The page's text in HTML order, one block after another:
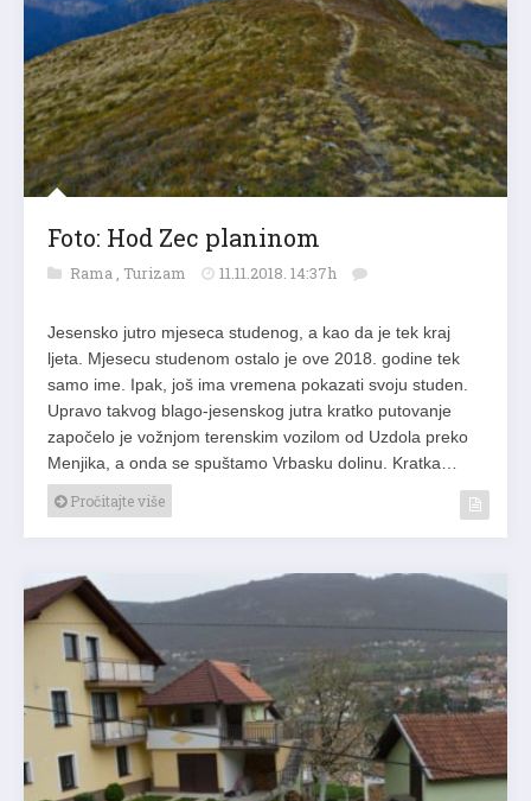
Foto: Hod Zec planinom
Rama , Turizam 11.11.2018. 14:37h
Jesensko jutro mjeseca studenog, a kao da je tek kraj
ljeta. Mjesecu studenom ostalo je ove 2018. godine tek
samo ime. Ipak, još ima vremena pokazati svoju studen.
Upravo takvog blago-jesenskog jutra kratko putovanje
započelo je vožnjom terenskim vozilom od Uzdola preko
Menjika, a onda se spuštamo Vrbasku dolinu. Kratka…
Pročitajte više